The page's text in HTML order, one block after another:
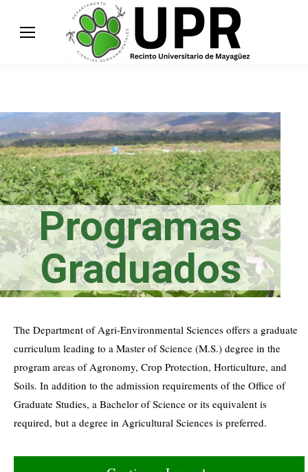
Programas
Graduados
The Department of Agri-Environmental Sciences offers a graduate
curriculum leading to a Master of Science (M.S.) degree in the
program areas of Agronomy, Crop Protection, Horticulture, and
Soils. In addition to the admission requirements of the Office of
Graduate Studies, a Bachelor of Science or its equivalent is
required, but a degree in Agricultural Sciences is preferred.